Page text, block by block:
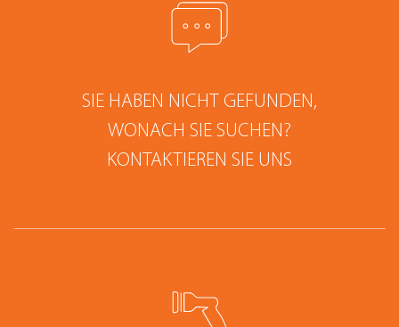
SIE HABEN NICHT GEFUNDEN,
WONACH SIE SUCHEN?
KONTAKTIEREN SIE UNS